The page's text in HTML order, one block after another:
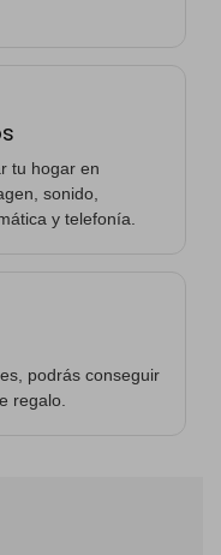
tu hogar en
sonido,
y telefonía.
podrás conseguir
regalo.